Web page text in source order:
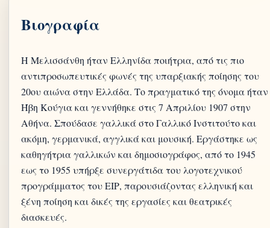
Βιογραφία
Η Μελισσάνθη ήταν Ελληνίδα ποιήτρια, από τις πιο
αντιπροσωπευτικές φωνές της υπαρξιακής ποίησης του
20ου αιώνα στην Ελλάδα. Το πραγματικό της όνομα ήταν
Ήβη Κούγια και γεννήθηκε στις 7 Απριλίου 1907 στην
Αθήνα. Σπούδασε γαλλικά στο Γαλλικό Ινστιτούτο και
ακόμη, γερμανικά, αγγλικά και μουσική. Εργάστηκε ως
καθηγήτρια γαλλικών και δημοσιογράφος, από το 1945
εως το 1955 υπήρξε συνεργάτιδα του λογοτεχνικού
προγράμματος του ΕΙΡ, παρουσιάζοντας ελληνική και
ξένη ποίηση και δικές της εργασίες και θεατρικές